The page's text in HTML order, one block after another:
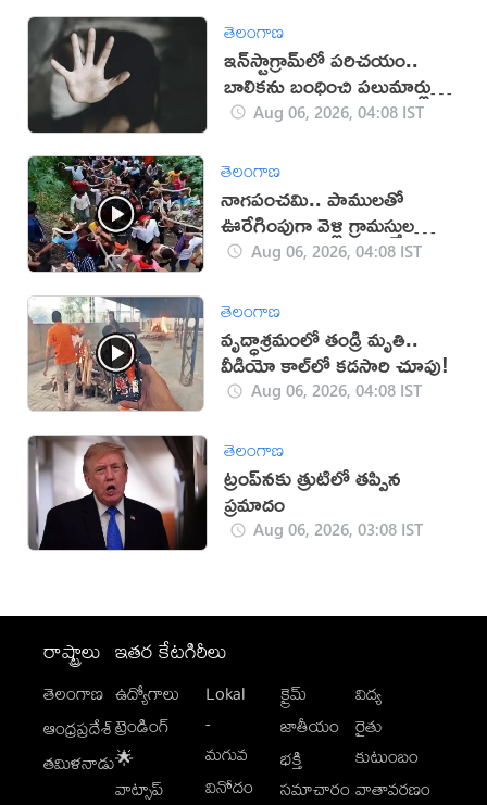
తెలంగాణ
ఇన్‌స్టాగ్రామ్‌లో పరిచయం..
బాలికను బంధించి పలుమార్లు
లైంగిక దాడి
Aug 06, 2026, 04:08 IST
తెలంగాణ
నాగపంచమి.. పాములతో
ఊరేగింపుగా వెళ్లి గ్రామస్తుల
పూజలు(వీడియో)
Aug 06, 2026, 04:08 IST
తెలంగాణ
వృద్ధాశ్రమంలో తండ్రి మృతి..
వీడియో కాల్‌లో కడసారి చూపు!
Aug 06, 2026, 04:08 IST
తెలంగాణ
ట్రంప్‌నకు త్రుటిలో తప్పిన
ప్రమాదం
Aug 06, 2026, 03:08 IST
రాష్ట్రాలు
తెలంగాణ
ఆంధ్రప్రదేశ్
తమిళనాడు
ఇతర కేటగిరీలు
ఉద్యోగాలు
ట్రెండింగ్
🌟
వాట్సాప్
Lokal
-
మగువ
వినోదం
క్రైమ్
జాతీయం
భక్తి
సమాచారం
విద్య
రైతు
కుటుంబం
వాతావరణం